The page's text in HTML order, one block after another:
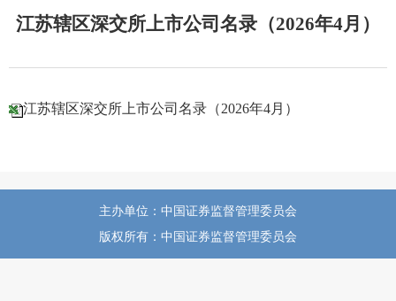
江苏辖区深交所上市公司名录（2026年4月）
江苏辖区深交所上市公司名录（2026年4月）
主办单位：中国证券监督管理委员会
版权所有：中国证券监督管理委员会